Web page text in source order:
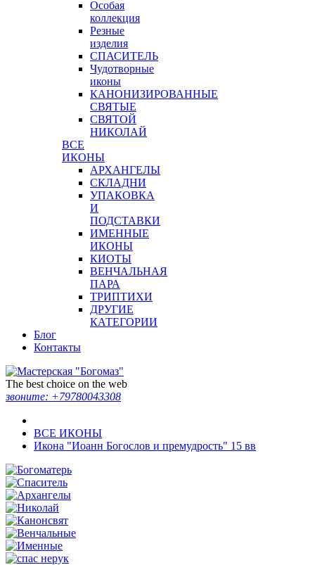
Особая
коллекция
Резные
изделия
СПАСИТЕЛЬ
Чудотворные
иконы
КАНОНИЗИРОВАННЫЕ
СВЯТЫЕ
СВЯТОЙ
НИКОЛАЙ
ВСЕ
ИКОНЫ
АРХАНГЕЛЫ
СКЛАДНИ
УПАКОВКА
И
ПОДСТАВКИ
ИМЕННЫЕ
ИКОНЫ
КИОТЫ
ВЕНЧАЛЬНАЯ
ПАРА
ТРИПТИХИ
ДРУГИЕ
КАТЕГОРИИ
Блог
Контакты
The best choice on the web
звоните: +79780043308
ВСЕ ИКОНЫ
Икона "Иоанн Богослов и премудрость" 15 вв